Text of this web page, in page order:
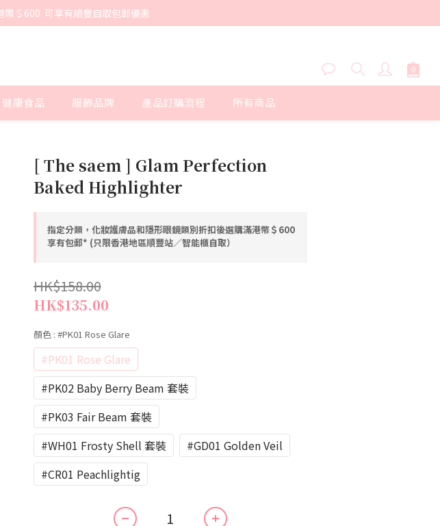
＄600  可享有順豐自取包郵優惠
健康食品 服飾品牌 產品訂購流程 所有商品
[ The saem ] Glam Perfection
Baked Highlighter
指定分類，化妝護膚品和隱形眼鏡類別折扣後選購滿港幣＄600
享有包郵* (只限香港地區順豐站／智能櫃自取）
HK$158.00
HK$135.00
顏色 : #PK01 Rose Glare
#PK01 Rose Glare
#PK02 Baby Berry Beam 套裝
#PK03 Fair Beam 套裝
#WH01 Frosty Shell 套裝
#GD01 Golden Veil
#CR01 Peachlightig